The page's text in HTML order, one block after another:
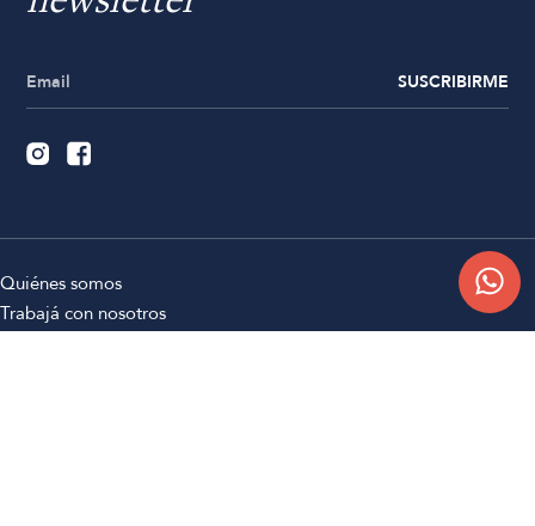
SUSCRIBIRME
Quiénes somos
Trabajá con nosotros